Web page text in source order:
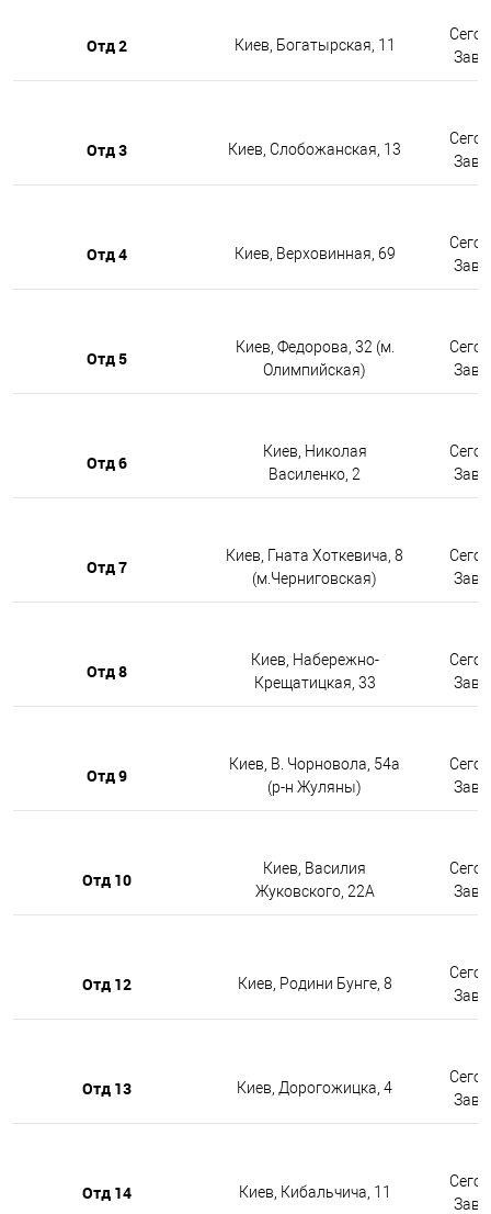
Отд 2 Киев, Богатырская, 11
Отд 3 Киев, Слобожанская, 13
Отд 4 Киев, Верховинная, 69
Отд 5
Киев, Федорова, 32 (м.
Олимпийская)
Отд 6
Киев, Николая
Василенко, 2
Отд 7
Киев, Гната Хоткевича, 8
(м.Черниговская)
Отд 8
Киев, Набережно-
Крещатицкая, 33
Отд 9
Киев, В. Чорновола, 54а
(р-н Жуляны)
Отд 10
Киев, Василия
Жуковского, 22А
Отд 12 Киев, Родини Бунге, 8
Отд 13 Киев, Дорогожицка, 4
Отд 14 Киев, Кибальчича, 11